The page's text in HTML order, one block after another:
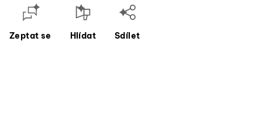
Zeptat se Hlídat Sdílet